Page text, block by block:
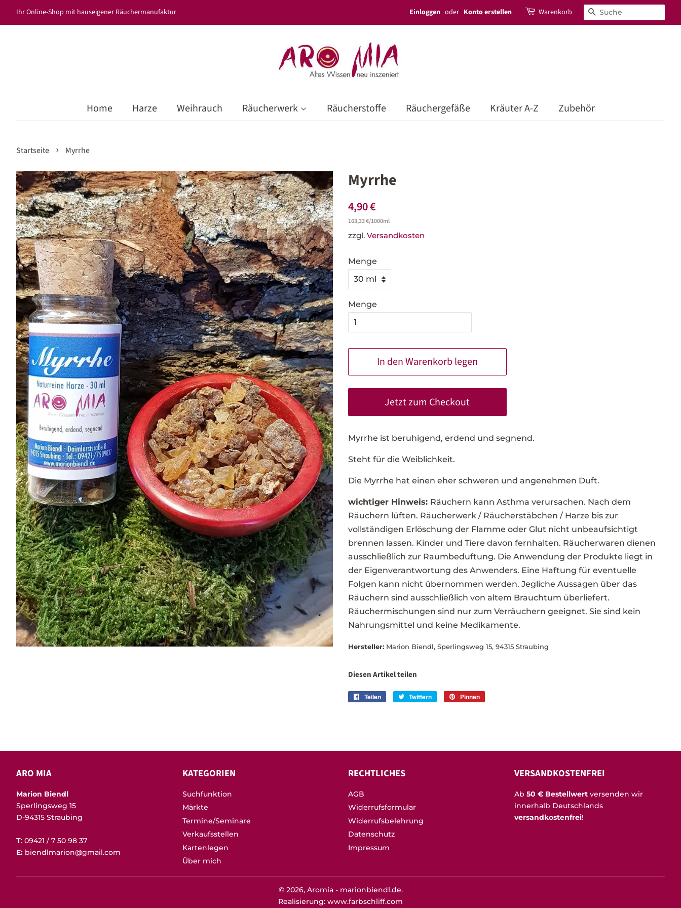
Ihr Online-Shop mit hauseigener Räuchermanufaktur Einloggen oder Konto erstellen Warenkorb Suchen
Home Harze Weihrauch Räucherwerk Räucherstoffe Räuchergefäße Kräuter A-Z Zubehör
Startseite › Myrrhe
Myrrhe
Normaler
Preis
4,90 €
Einzelpreis
163,33 €/pro
1000ml
zzgl. Versandkosten
Menge
Menge
In den Warenkorb legen
Jetzt zum Checkout
Myrrhe ist beruhigend, erdend und segnend.
Steht für die Weiblichkeit.
Die Myrrhe hat einen eher schweren und angenehmen Duft.
wichtiger Hinweis: Räuchern kann Asthma verursachen. Nach dem
Räuchern lüften. Räucherwerk / Räucherstäbchen / Harze bis zur
vollständigen Erlöschung der Flamme oder Glut nicht unbeaufsichtigt
brennen lassen. Kinder und Tiere davon fernhalten. Räucherwaren dienen
ausschließlich zur Raumbeduftung. Die Anwendung der Produkte liegt in
der Eigenverantwortung des Anwenders. Eine Haftung für eventuelle
Folgen kann nicht übernommen werden. Jegliche Aussagen über das
Räuchern sind ausschließlich von altem Brauchtum überliefert.
Räuchermischungen sind nur zum Verräuchern geeignet. Sie sind kein
Nahrungsmittel und keine Medikamente.
Hersteller: Marion Biendl, Sperlingsweg 15, 94315 Straubing
Diesen Artikel teilen
Teilen Twittern Pinnen
ARO MIA
Marion Biendl
Sperlingsweg 15
D-94315 Straubing
T: 09421 / 7 50 98 37
E: biendlmarion@gmail.com
KATEGORIEN
Suchfunktion
Märkte
Termine/Seminare
Verkaufsstellen
Kartenlegen
Über mich
RECHTLICHES
AGB
Widerrufsformular
Widerrufsbelehrung
Datenschutz
Impressum
VERSANDKOSTENFREI
Ab 50 € Bestellwert versenden wir
innerhalb Deutschlands
versandkostenfrei!
© 2026, Aromia - marionbiendl.de.
Realisierung: www.farbschliff.com